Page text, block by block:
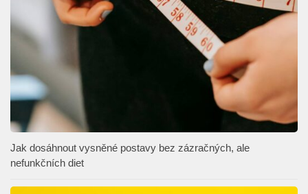
Jak dosáhnout vysněné postavy bez zázračných, ale
nefunkčních diet